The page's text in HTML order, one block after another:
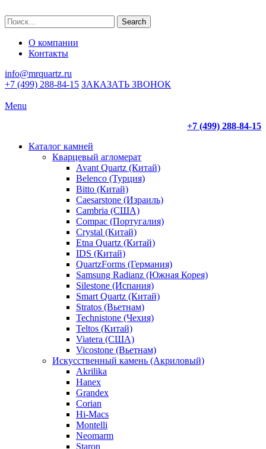
Search
О компании
Контакты
info@mrquartz.ru
+7 (499) 288-84-15 ЗАКАЗАТЬ ЗВОНОК
Menu
+7 (499) 288-84-15
Каталог камней
Кварцевый агломерат
Avant Quartz (Китай)
Belenco (Турция)
Bitto (Китай)
Caesarstone (Израиль)
Cambria (США)
Compac (Португалия)
Crystal (Китай)
Etna Quartz (Китай)
IDS (Китай)
QuartzForms (Германия)
Samsung Radianz (Южная Корея)
Silestone (Испания)
Smart Quartz (Китай)
Stratos (Вьетнам)
Technistone (Чехия)
Teltos (Китай)
Viatera (США)
Vicostone (Вьетнам)
Искусственный камень (Акриловый)
Akrilika
Hanex
Grandex
Corian
Hi-Macs
Montelli
Neomarm
Staron